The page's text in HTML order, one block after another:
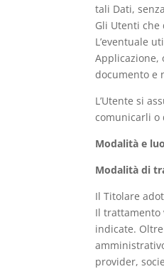
tali Dati,
Gli Utenti
L’eventuale
Applicazione,
documento e
L’Utente si
comunicarli o
Modalità e
Modalità di
Il Titolare
Il trattamento
indicate.
provider,